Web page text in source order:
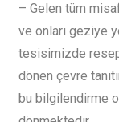
– Gelen tüm
ve onları geziye
tesisimizde
dönen çevre
bu bilgilendirme